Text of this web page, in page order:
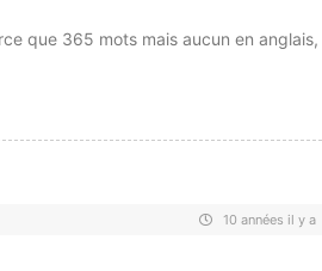
que 365 mots mais aucun en anglais,
10 années il y a